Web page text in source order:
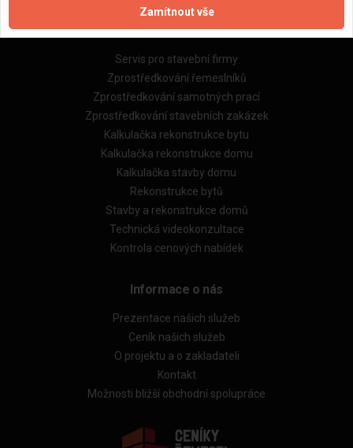
Naše služby
Servis pro stavební firmy
Zprostředkování řemeslníků
Zprostředkování samotných prací
Zprostředkování stavebních zakázek
Kalkulačka rekonstrukce bytu
Kalkulačka rekonstrukce domu
Kalkulačka stavby domu
Rekonstrukce bytů
Stavby a rekonstrukce domů
Technická videokonzultace
Kontrola cenových nabídek
Informace o nás
Prezentace našich služeb
Ceník našich služeb
O projektu a o zakladateli
Kontakt
Možnosti bližší obchodní spolupráce
Zamítnout vše